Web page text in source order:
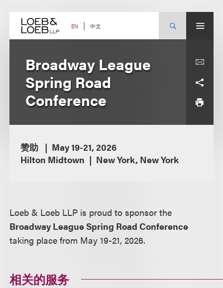
content EN 中文
Broadway League
Spring Road
Conference
赞助
May 19-21, 2026
Hilton Midtown
New York, New York
Loeb & Loeb LLP is proud to sponsor the
Broadway League Spring Road Conference
taking place from May 19-21, 2026.
相关的服务